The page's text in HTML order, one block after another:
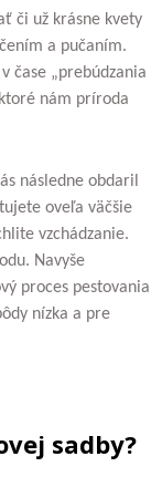
či už krásne kvety
a pučaním.
čase „prebúdzania
nám príroda
následne obdaril
oveľa väčšie
vzchádzanie.
Navyše
proces pestovania
nízka a pre
sadby?